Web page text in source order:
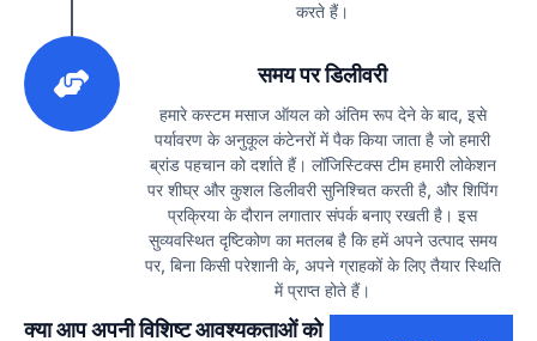
करते हैं।
समय पर डिलीवरी
हमारे कस्टम मसाज ऑयल को अंतिम रूप देने के बाद, इसे
पर्यावरण के अनुकूल कंटेनरों में पैक किया जाता है जो हमारी
ब्रांड पहचान को दर्शाते हैं। लॉजिस्टिक्स टीम हमारी लोकेशन
पर शीघ्र और कुशल डिलीवरी सुनिश्चित करती है, और शिपिंग
प्रक्रिया के दौरान लगातार संपर्क बनाए रखती है। इस
सुव्यवस्थित दृष्टिकोण का मतलब है कि हमें अपने उत्पाद समय
पर, बिना किसी परेशानी के, अपने ग्राहकों के लिए तैयार स्थिति
में प्राप्त होते हैं।
क्या आप अपनी विशिष्ट आवश्यकताओं को